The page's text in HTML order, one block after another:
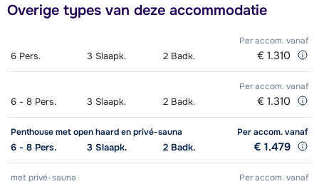
Overige types van deze accommodatie
Per accom. vanaf
6 Pers. 3 Slaapk. 2 Badk. € 1.310
Per accom. vanaf
6 - 8 Pers. 3 Slaapk. 2 Badk. € 1.310
Penthouse met open haard en privé-sauna Per accom.vanaf
6 - 8 Pers. 3 Slaapk. 2 Badk. € 1.479
met privé-sauna Per accom. vanaf